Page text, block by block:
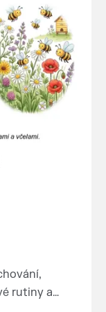
rutiny a